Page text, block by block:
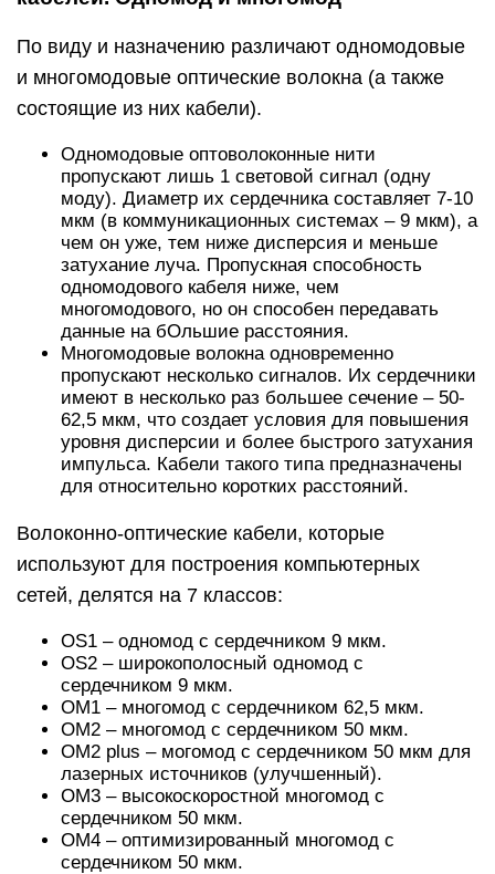
По виду и назначению различают одномодовые
и многомодовые оптические волокна (а также
состоящие из них кабели).
Одномодовые оптоволоконные нити
пропускают лишь 1 световой сигнал (одну
моду). Диаметр их сердечника составляет 7-10
мкм (в коммуникационных системах – 9 мкм), а
чем он уже, тем ниже дисперсия и меньше
затухание луча. Пропускная способность
одномодового кабеля ниже, чем
многомодового, но он способен передавать
данные на бОльшие расстояния.
Многомодовые волокна одновременно
пропускают несколько сигналов. Их сердечники
имеют в несколько раз большее сечение – 50-
62,5 мкм, что создает условия для повышения
уровня дисперсии и более быстрого затухания
импульса. Кабели такого типа предназначены
для относительно коротких расстояний.
Волоконно-оптические кабели, которые
используют для построения компьютерных
сетей, делятся на 7 классов:
OS1 – одномод с сердечником 9 мкм.
OS2 – широкополосный одномод с
сердечником 9 мкм.
OM1 – многомод с сердечником 62,5 мкм.
OM2 – многомод с сердечником 50 мкм.
OM2 plus – могомод с сердечником 50 мкм для
лазерных источников (улучшенный).
OM3 – высокоскоростной многомод с
сердечником 50 мкм.
OM4 – оптимизированный многомод с
сердечником 50 мкм.